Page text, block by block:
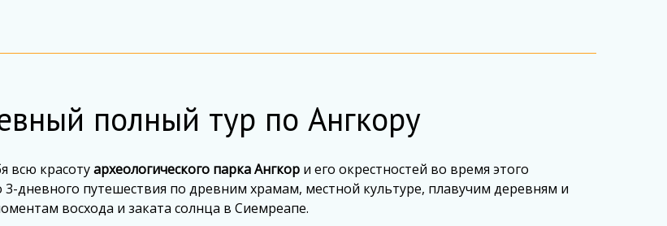
полный тур по Ангкору
всю красотуархеологического парка Ангкор и его окрестностей во время этого
дневного путешествия по древним храмам, местной культуре, плавучим деревням и
восхода и заката солнца в Сиемреапе.